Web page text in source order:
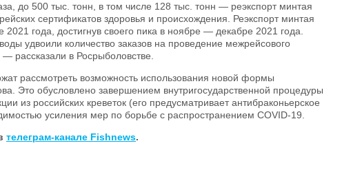
до 500 тыс. тонн, в том числе 128 тыс. тонн — реэкспорт минтая
сертификатов здоровья и происхождения. Реэкспорт минтая
года, достигнув своего пика в ноябре — декабре 2021 года.
удвоили количество заказов на проведение межрейсового
рассказали в Росрыболовстве.
рассмотреть возможность использования новой формы
Это обусловлено завершением внутригосударственной процедуры
из российских креветок (его предусматривает антибраконьерское
усиления мер по борьбе с распространением COVID-19.
телеграм-канале Fishnews.